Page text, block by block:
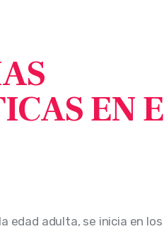
EN
edad adulta, se inicia en